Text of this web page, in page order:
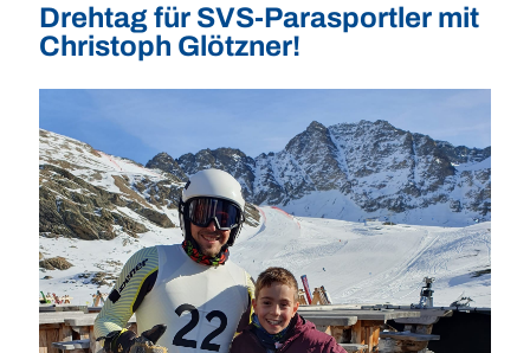
Drehtag für SVS-Parasportler mit
Christoph Glötzner!